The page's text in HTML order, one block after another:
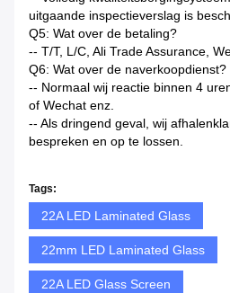
uitgaande inspectieverslag is
Q5: Wat over de betaling?
-- T/T, L/C, Ali Trade Assurance,
Q6: Wat over de naverkoopdienst?
-- Normaal wij reactie binnen 4
of Wechat enz.
-- Als dringend geval, wij
bespreken en op te lossen.
Tags:
22A LED Laminated Glass
22mm LED Laminated Glass
22A LED Glass Screen